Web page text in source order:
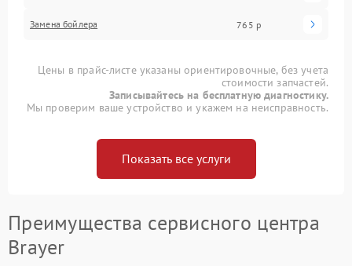
Замена бойлера 765 р
Цены в прайс-листе указаны ориентировочные, без учета
стоимости запчастей.
Записывайтесь на бесплатную диагностику.
Мы проверим ваше устройство и укажем на неисправность.
Показать все услуги
Преимущества сервисного центра
Brayer